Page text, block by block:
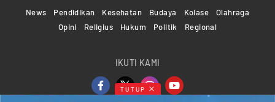
News Pendidikan Kesehatan Budaya Kolase
Olahraga
Opini
Religius Hukum Politik Regional
IKUTI KAMI
TUTUP